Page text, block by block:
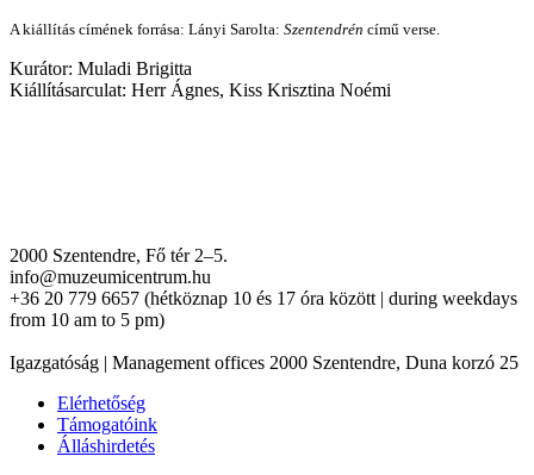
A kiállítás címének forrása: Lányi Sarolta: Szentendrén című verse.
Kurátor: Muladi Brigitta
Kiállításarculat: Herr Ágnes, Kiss Krisztina Noémi
2000 Szentendre, Fő tér 2–5.
info@muzeumicentrum.hu
+36 20 779 6657 (hétköznap 10 és 17 óra között | during weekdays
from 10 am to 5 pm)
Igazgatóság | Management offices 2000 Szentendre, Duna korzó 25
Elérhetőség
Támogatóink
Álláshirdetés